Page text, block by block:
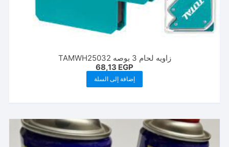
زاويه لحام 3 بوصه TAMWH25032
68,13 EGP
إضافة إلى السلة